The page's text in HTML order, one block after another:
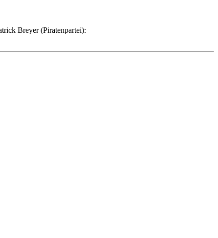
Breyer (Piratenpartei):